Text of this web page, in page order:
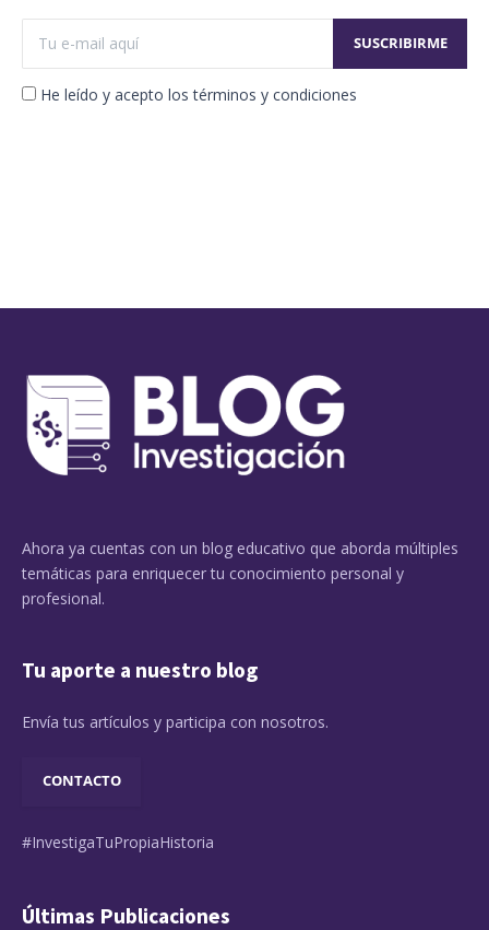
He leído y acepto los términos y condiciones
Ahora ya cuentas con un blog educativo que aborda múltiples
temáticas para enriquecer tu conocimiento personal y
profesional.
Tu aporte a nuestro blog
Envía tus artículos y participa con nosotros.
CONTACTO
#InvestigaTuPropiaHistoria
Últimas Publicaciones